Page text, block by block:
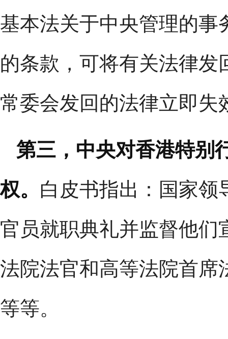
基本法关于中央管理的事
的条款，可将有关法律
常委会发回的法律立即失
第三，中央对香港特别
权。 白皮书指出：国家领
官员就职典礼并监督他们
法院法官和高等法院首席
等等。